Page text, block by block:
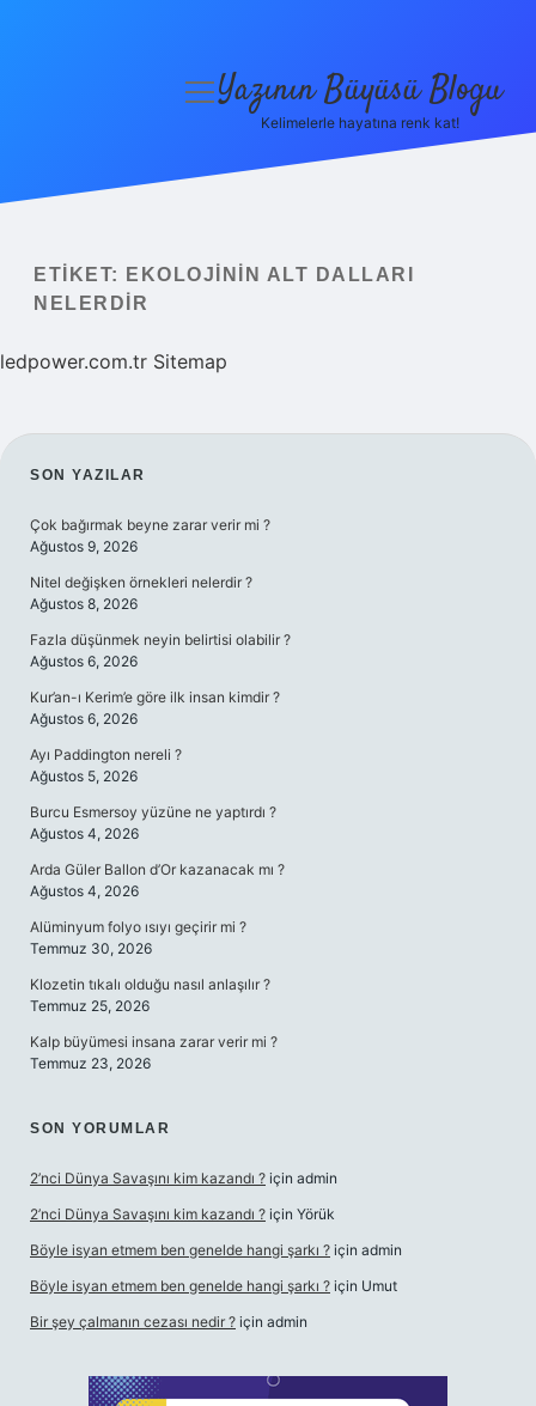
Yasal Uyarı
menüyü
Yazının Büyüsü Blogu
Kelimelerle hayatına renk kat!
ETIKET:
EKOLOJININ ALT DALLARI
NELERDIR
ledpower.com.tr Sitemap
SIDEBAR
SON YAZILAR
Çok bağırmak beyne zarar verir mi ?
Ağustos 9, 2026
Nitel değişken örnekleri nelerdir ?
Ağustos 8, 2026
Fazla düşünmek neyin belirtisi olabilir ?
Ağustos 6, 2026
Kur’an-ı Kerim’e göre ilk insan kimdir ?
Ağustos 6, 2026
Ayı Paddington nereli ?
Ağustos 5, 2026
Burcu Esmersoy yüzüne ne yaptırdı ?
Ağustos 4, 2026
Arda Güler Ballon d’Or kazanacak mı ?
Ağustos 4, 2026
Alüminyum folyo ısıyı geçirir mi ?
Temmuz 30, 2026
Klozetin tıkalı olduğu nasıl anlaşılır ?
Temmuz 25, 2026
Kalp büyümesi insana zarar verir mi ?
Temmuz 23, 2026
SON YORUMLAR
2’nci Dünya Savaşını kim kazandı ? için admin
2’nci Dünya Savaşını kim kazandı ? için Yörük
Böyle isyan etmem ben genelde hangi şarkı ? için admin
Böyle isyan etmem ben genelde hangi şarkı ? için Umut
Bir şey çalmanın cezası nedir ? için admin